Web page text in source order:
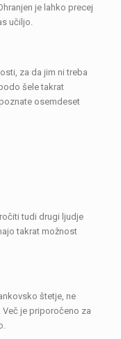
je lahko precej
učiljo.
za da jim ni treba
šele takrat
osemdeset
tudi drugi ljudje
takrat možnost
štetje, ne
Več je priporočeno za